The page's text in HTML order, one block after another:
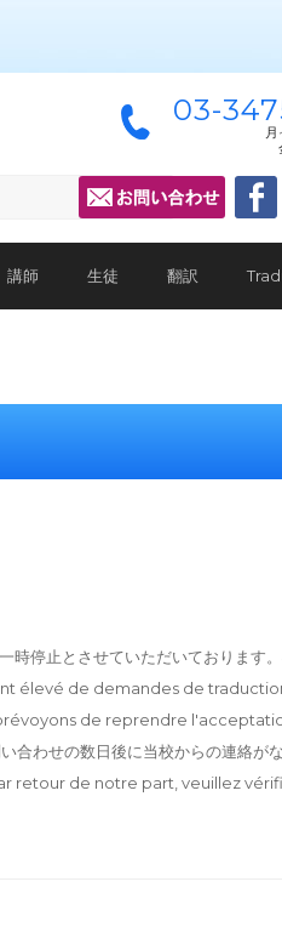
03-
講師 生徒 翻訳
時停止とさせていただいております
élevé de demandes de
de reprendre
せの数日後に当校からの連絡が
retour de notre part, veuillez